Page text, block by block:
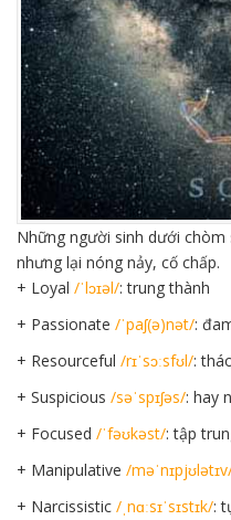
Những người sinh dưới
nhưng lại nóng nảy, cố chấp.
+ Loyal /ˈlɔɪəl/: trung thành
+ Passionate /ˈpaʃ(ə)nət/:
+ Resourceful /rɪˈsɔːsfʊl/:
+ Suspicious /səˈspɪʃəs/: hay
+ Focused /ˈfəʊkəst/: tập
+ Manipulative /
+ Narcissistic /ˌnɑːsɪˈsɪstɪk/: